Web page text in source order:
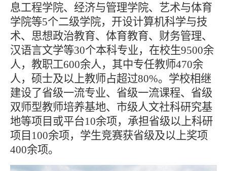
息工程学院、经济与管理学院、艺术与体育
学院等5个二级学院，开设计算机科学与技
术、思想政治教育、体育教育、财务管理、
汉语言文学等30个本科专业，在校生9500余
人，教职工600余人，其中专任教师470余
人，硕士及以上教师占超过80%。学校相继
建设了省级一流专业、省级一流课程、省级
双师型教师培养基地、市级人文社科研究基
地等项目或平台10余项，承担省级以上科研
项目100余项，学生竞赛获省级及以上奖项
400余项。